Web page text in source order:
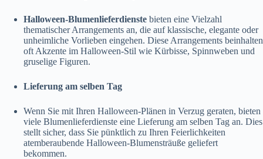
Halloween-Blumenlieferdienste bieten eine Vielzahl
thematischer Arrangements an, die auf klassische, elegante oder
unheimliche Vorlieben eingehen. Diese Arrangements beinhalten
oft Akzente im Halloween-Stil wie Kürbisse, Spinnweben und
gruselige Figuren.
Lieferung am selben Tag
Wenn Sie mit Ihren Halloween-Plänen in Verzug geraten, bieten
viele Blumenlieferdienste eine Lieferung am selben Tag an. Dies
stellt sicher, dass Sie pünktlich zu Ihren Feierlichkeiten
atemberaubende Halloween-Blumensträuße geliefert
bekommen.